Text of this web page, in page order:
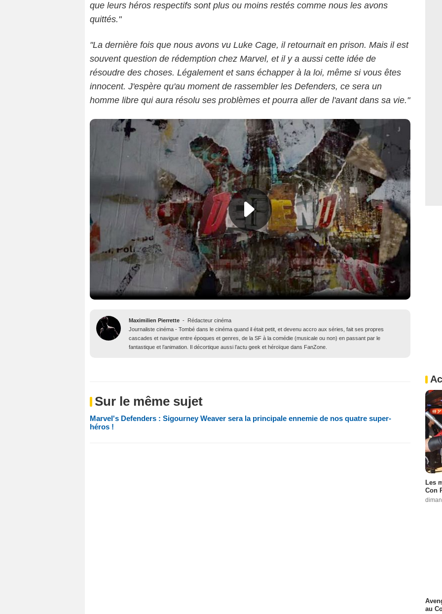
que leurs héros respectifs sont plus ou moins restés comme nous les avons
quittés."
"La dernière fois que nous avons vu Luke Cage, il retournait en prison. Mais il est
souvent question de rédemption chez Marvel, et il y a aussi cette idée de
résoudre des choses. Légalement et sans échapper à la loi, même si vous êtes
innocent. J'espère qu'au moment de rassembler les Defenders, ce sera un
homme libre qui aura résolu ses problèmes et pourra aller de l'avant dans sa vie."
Maximilien Pierrette - Rédacteur cinéma
Journaliste cinéma - Tombé dans le cinéma quand il était petit, et devenu accro aux séries, fait ses propres
cascades et navigue entre époques et genres, de la SF à la comédie (musicale ou non) en passant par le
fantastique et l’animation. Il décortique aussi l’actu geek et héroïque dans FanZone.
Sur le même sujet
Marvel's Defenders : Sigourney Weaver sera la principale ennemie de nos quatre super-
héros !
Les
Con
au